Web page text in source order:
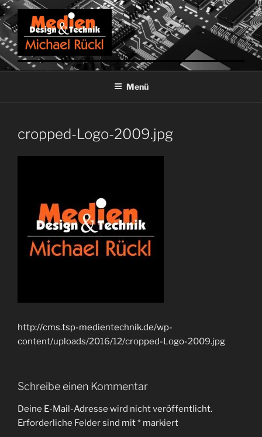
Weiter
zum
Inhalt
MICHAEL RÜCKL
Mediendesign & Medientechnik
Menü
cropped-Logo-2009.jpg
http://cms.tsp-medientechnik.de/wp-
content/uploads/2016/12/cropped-Logo-2009.jpg
Schreibe einen Kommentar
Deine E-Mail-Adresse wird nicht veröffentlicht.
Erforderliche Felder sind mit* markiert